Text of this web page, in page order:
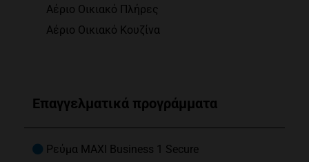
Αέριο Οικιακό Πλήρες
Αέριο Οικιακό Κουζίνα
Επαγγελματικά προγράμματα
Ρεύμα MAXI Business 1 Secure